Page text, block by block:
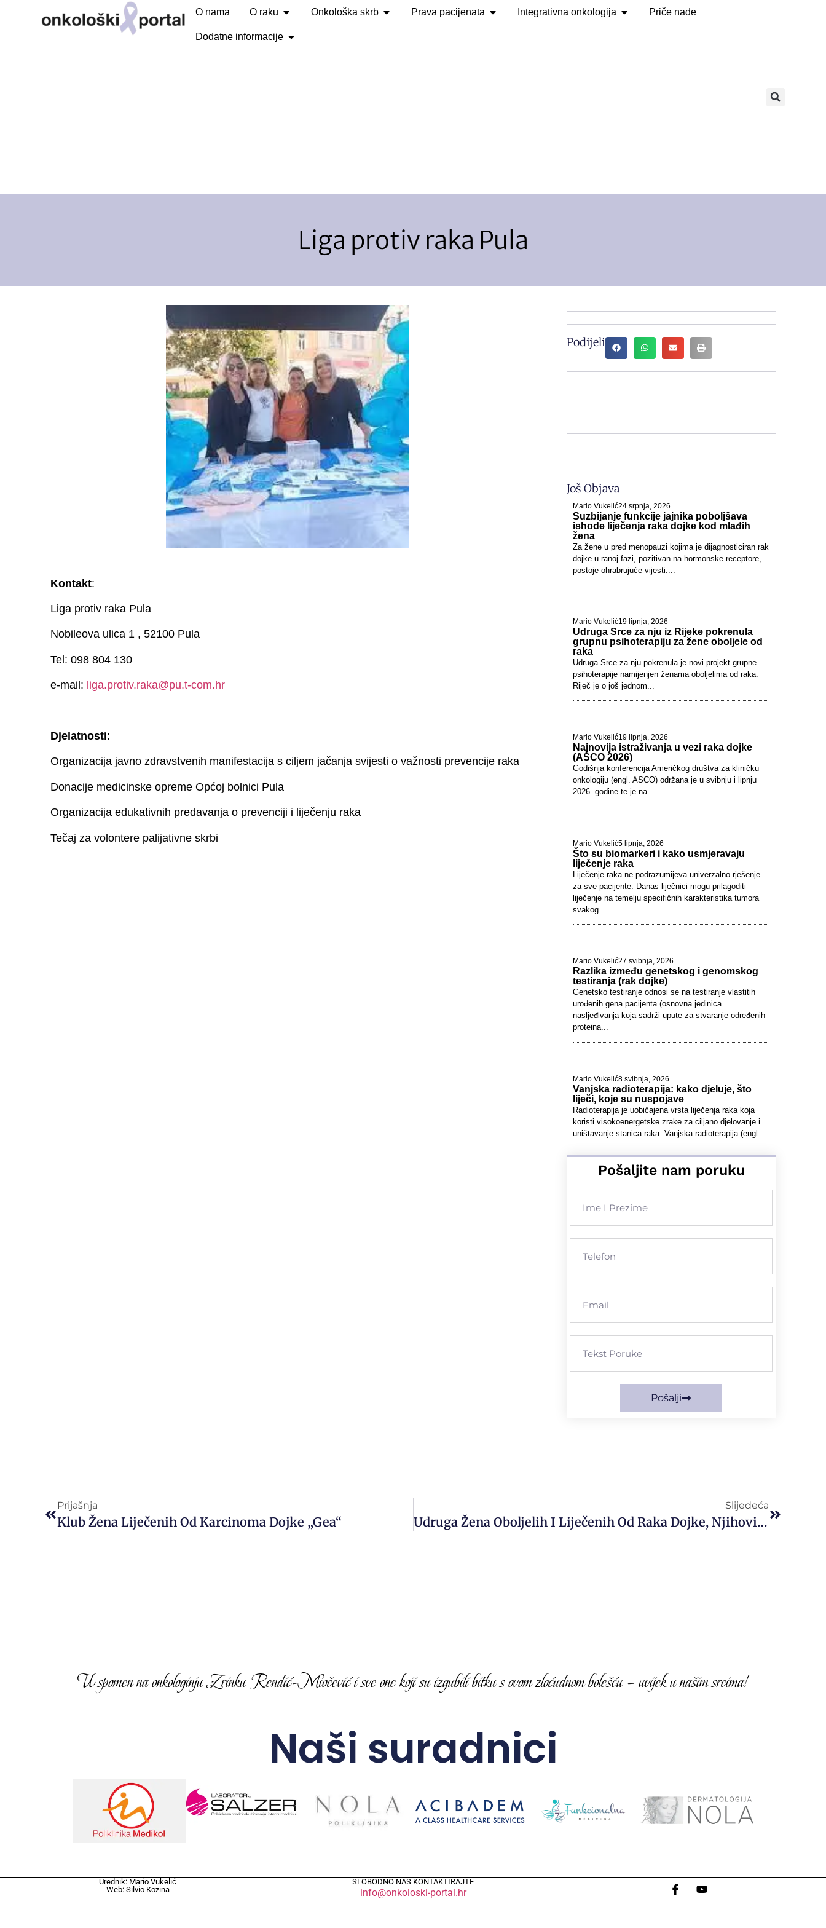
O nama O raku Onkološka skrb Prava pacijenata Integrativna onkologija Priče nade
Dodatne informacije
Liga protiv raka Pula
Kontakt:
Liga protiv raka Pula
Nobileova ulica 1 , 52100 Pula
Tel: 098 804 130
e-mail: liga.protiv.raka@pu.t-com.hr
Djelatnosti:
Organizacija javno zdravstvenih manifestacija s ciljem jačanja svijesti o važnosti prevencije raka
Donacije medicinske opreme Općoj bolnici Pula
Organizacija edukativnih predavanja o prevenciji i liječenju raka
Tečaj za volontere palijativne skrbi
Podijeli
Još Objava
Mario Vukelić24 srpnja, 2026
Suzbijanje funkcije jajnika poboljšava
ishode liječenja raka dojke kod mlađih
žena
Za žene u pred menopauzi kojima je dijagnosticiran rak
dojke u ranoj fazi, pozitivan na hormonske receptore,
postoje ohrabrujuće vijesti....
Mario Vukelić19 lipnja, 2026
Udruga Srce za nju iz Rijeke pokrenula
grupnu psihoterapiju za žene oboljele od
raka
Udruga Srce za nju pokrenula je novi projekt grupne
psihoterapije namijenjen ženama oboljelima od raka.
Riječ je o još jednom...
Mario Vukelić19 lipnja, 2026
Najnovija istraživanja u vezi raka dojke
(ASCO 2026)
Godišnja konferencija Američkog društva za kliničku
onkologiju (engl. ASCO) održana je u svibnju i lipnju
2026. godine te je na...
Mario Vukelić5 lipnja, 2026
Što su biomarkeri i kako usmjeravaju
liječenje raka
Liječenje raka ne podrazumijeva univerzalno rješenje
za sve pacijente. Danas liječnici mogu prilagoditi
liječenje na temelju specifičnih karakteristika tumora
svakog...
Mario Vukelić27 svibnja, 2026
Razlika između genetskog i genomskog
testiranja (rak dojke)
Genetsko testiranje odnosi se na testiranje vlastitih
urođenih gena pacijenta (osnovna jedinica
nasljeđivanja koja sadrži upute za stvaranje određenih
proteina...
Mario Vukelić8 svibnja, 2026
Vanjska radioterapija: kako djeluje, što
liječi, koje su nuspojave
Radioterapija je uobičajena vrsta liječenja raka koja
koristi visokoenergetske zrake za ciljano djelovanje i
uništavanje stanica raka. Vanjska radioterapija (engl....
Pošaljite nam poruku
Pošalji
Prijašnja
Klub Žena Liječenih Od Karcinoma Dojke „Gea“
Slijedeća
Udruga Žena Oboljelih I Liječenih Od Raka Dojke, Njihovih Obitelji I Roditelja „ŽENADONNA“
U spomen na onkologinju Zrinku Rendić-Miočević i sve one koji su izgubili bitku s ovom zloćudnom bolešću – uvijek u našim srcima!
Naši suradnici
Urednik: Mario Vukelić
Web: Silvio Kozina
SLOBODNO NAS KONTAKTIRAJTE
info@onkoloski-portal.hr